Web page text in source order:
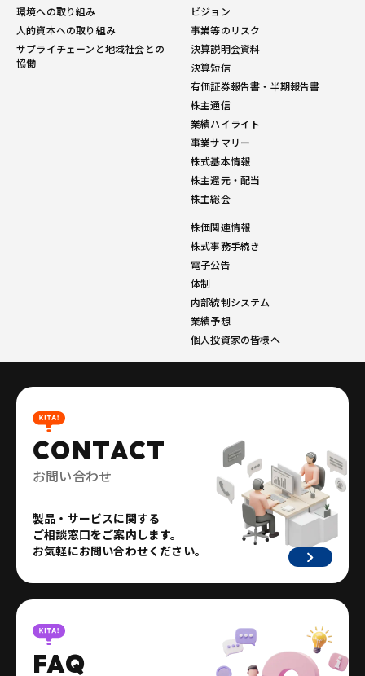
環境への取り組み
人的資本への取り組み
サプライチェーンと地域社会との
協働
ビジョン
事業等のリスク
決算説明会資料
決算短信
有価証券報告書・半期報告書
株主通信
業績ハイライト
事業サマリー
株式基本情報
株主還元・配当
株主総会
株価関連情報
株式事務手続き
電子公告
体制
内部統制システム
業績予想
個人投資家の皆様へ
CONTACT
お問い合わせ
製品・サービスに関する
ご相談窓口をご案内します。
お気軽にお問い合わせください。
FAQ